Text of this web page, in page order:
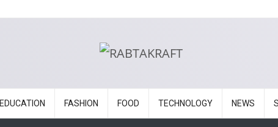
EDUCATION FASHION FOOD TECHNOLOGY NEWS